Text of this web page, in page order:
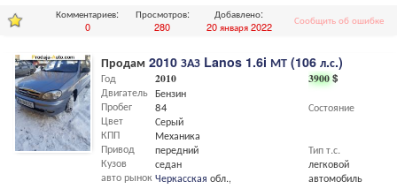
Комментариев:
0
Просмотров:
280
Добавлено:
20 января 2022
Сообщить об ошибке
Продам 2010 ЗАЗ Lanos 1.6i МТ (106 л.с.)
3900$
Состояние
Тип т.с.
легковой
автомобиль
Год
Двигатель
Пробег
Цвет
КПП
Привод
Кузов
авто рынок
2010
Бензин
84
Серый
Механика
передний
седан
Черкасская обл.,